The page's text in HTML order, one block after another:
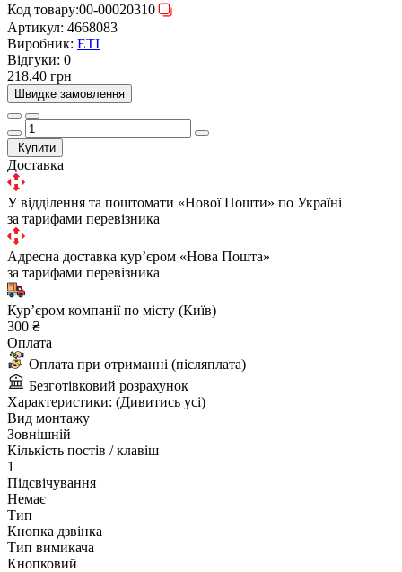
Код товару:00-00020310
Артикул: 4668083
Виробник: ETI
Відгуки: 0
218.40 грн
Швидке замовлення
Купити
Доставка
У відділення та поштомати «Нової Пошти» по Україні
за тарифами перевізника
Адресна доставка курʼєром «Нова Пошта»
за тарифами перевізника
Курʼєром компанії по місту (Київ)
300 ₴
Оплата
Оплата при отриманні (післяплата)
Безготівковий розрахунок
Характеристики: (Дивитись усі)
Вид монтажу
Зовнішній
Кількість постів / клавіш
1
Підсвічування
Немає
Тип
Кнопка дзвінка
Тип вимикача
Кнопковий